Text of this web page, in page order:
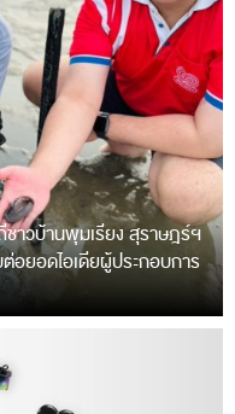
ชาวบ้านพุมเรียง สุราษฎร์ฯ
อยอดไอเดียผู้ประกอบการ